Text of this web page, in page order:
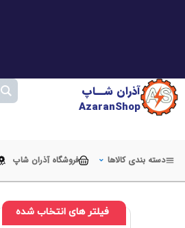
آذران شــاپ
AzaranShop
دسته بندی کالاها فروشگاه آذران شاپ
فیلتر های انتخاب شده